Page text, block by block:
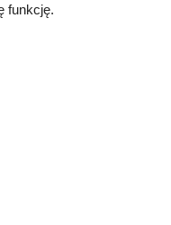
funkcję.